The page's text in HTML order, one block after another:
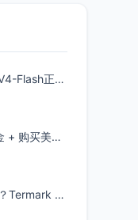
七牛云已经能用上Deepseek-V4-Flash正式版了，点此领取300万Token
美国第一证券开户 + WISE入金 + 购买美股全流程分享
还在用老式 SSH 工具？Termark 新一代跨平台智能SSH客户端了解一下